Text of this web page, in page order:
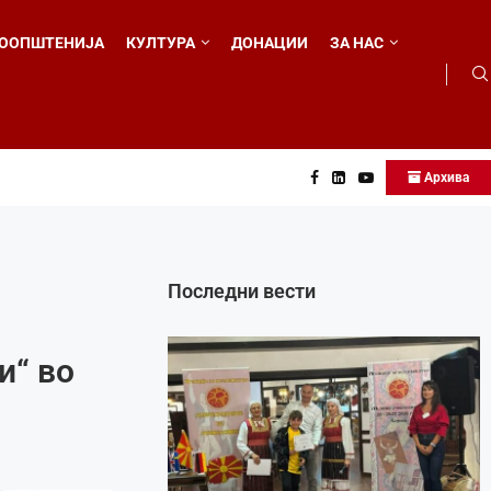
КУЛТУРА ДОНАЦИИ ЗА НАС
Архива
во
Последни вести